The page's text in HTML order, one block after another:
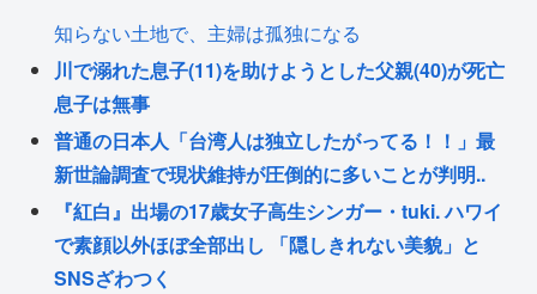
知らない土地で、主婦は孤独になる
川で溺れた息子(11)を助けようとした父親(40)が死亡
息子は無事
普通の日本人「台湾人は独立したがってる！！」最
新世論調査で現状維持が圧倒的に多いことが判明..
『紅白』出場の17歳女子高生シンガー・tuki. ハワイ
で素顔以外ほぼ全部出し 「隠しきれない美貌」と
SNSざわつく